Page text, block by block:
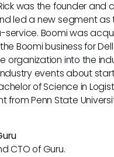
was the founder
led a new segment
Boomi was
Boomi business for
organization into the
events about
of Science in
from Penn State
CTO of Guru.